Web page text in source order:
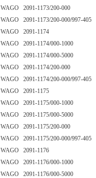
WAGO 2091-1173/200-000
WAGO 2091-1173/200-000/997-405
WAGO 2091-1174
WAGO 2091-1174/000-1000
WAGO 2091-1174/000-5000
WAGO 2091-1174/200-000
WAGO 2091-1174/200-000/997-405
WAGO 2091-1175
WAGO 2091-1175/000-1000
WAGO 2091-1175/000-5000
WAGO 2091-1175/200-000
WAGO 2091-1175/200-000/997-405
WAGO 2091-1176
WAGO 2091-1176/000-1000
WAGO 2091-1176/000-5000